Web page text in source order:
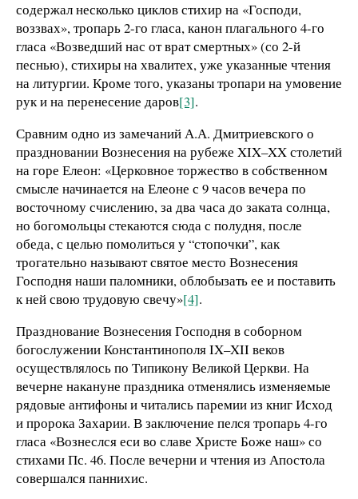
содержал несколько циклов стихир на «Господи,
воззвах», тропарь 2-го гласа, канон плагального 4-го
гласа «Возведший нас от врат смертных» (со 2-й
песнью), стихиры на хвалитех, уже указанные чтения
на литургии. Кроме того, указаны тропари на умовение
рук и на перенесение даров[3].
Сравним одно из замечаний А.А. Дмитриевского о
праздновании Вознесения на рубеже XIX–XX столетий
на горе Елеон: «Церковное торжество в собственном
смысле начинается на Елеоне с 9 часов вечера по
восточному счислению, за два часа до заката солнца,
но богомольцы стекаются сюда с полудня, после
обеда, с целью помолиться у “стопочки”, как
трогательно называют святое место Вознесения
Господня наши паломники, облобызать ее и поставить
к ней свою трудовую свечу»[4].
Празднование Вознесения Господня в соборном
богослужении Константинополя IX–XII веков
осуществлялось по Типикону Великой Церкви. На
вечерне накануне праздника отменялись изменяемые
рядовые антифоны и читались паремии из книг Исход
и пророка Захарии. В заключение пелся тропарь 4-го
гласа «Вознеслся еси во славе Христе Боже наш» со
стихами Пс. 46. После вечерни и чтения из Апостола
совершался паннихис.